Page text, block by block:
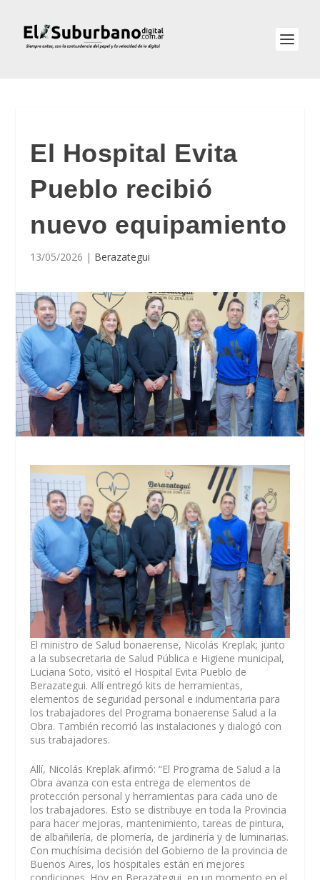
El Hospital Evita
Pueblo recibió
nuevo equipamiento
13/05/2026 | Berazategui
El ministro de Salud bonaerense, Nicolás Kreplak; junto
a la subsecretaria de Salud Pública e Higiene municipal,
Luciana Soto, visitó el Hospital Evita Pueblo de
Berazategui. Allí entregó kits de herramientas,
elementos de seguridad personal e indumentaria para
los trabajadores del Programa bonaerense Salud a la
Obra. También recorrió las instalaciones y dialogó con
sus trabajadores.
Allí, Nicolás Kreplak afirmó: “El Programa de Salud a la
Obra avanza con esta entrega de elementos de
protección personal y herramientas para cada uno de
los trabajadores. Esto se distribuye en toda la Provincia
para hacer mejoras, mantenimiento, tareas de pintura,
de albañilería, de plomería, de jardinería y de luminarias.
Con muchísima decisión del Gobierno de la provincia de
Buenos Aires, los hospitales están en mejores